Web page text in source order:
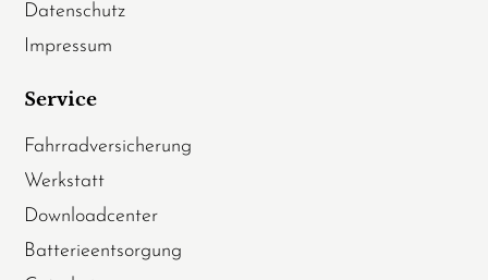
Datenschutz
Impressum
Service
Fahrradversicherung
Werkstatt
Downloadcenter
Batterieentsorgung